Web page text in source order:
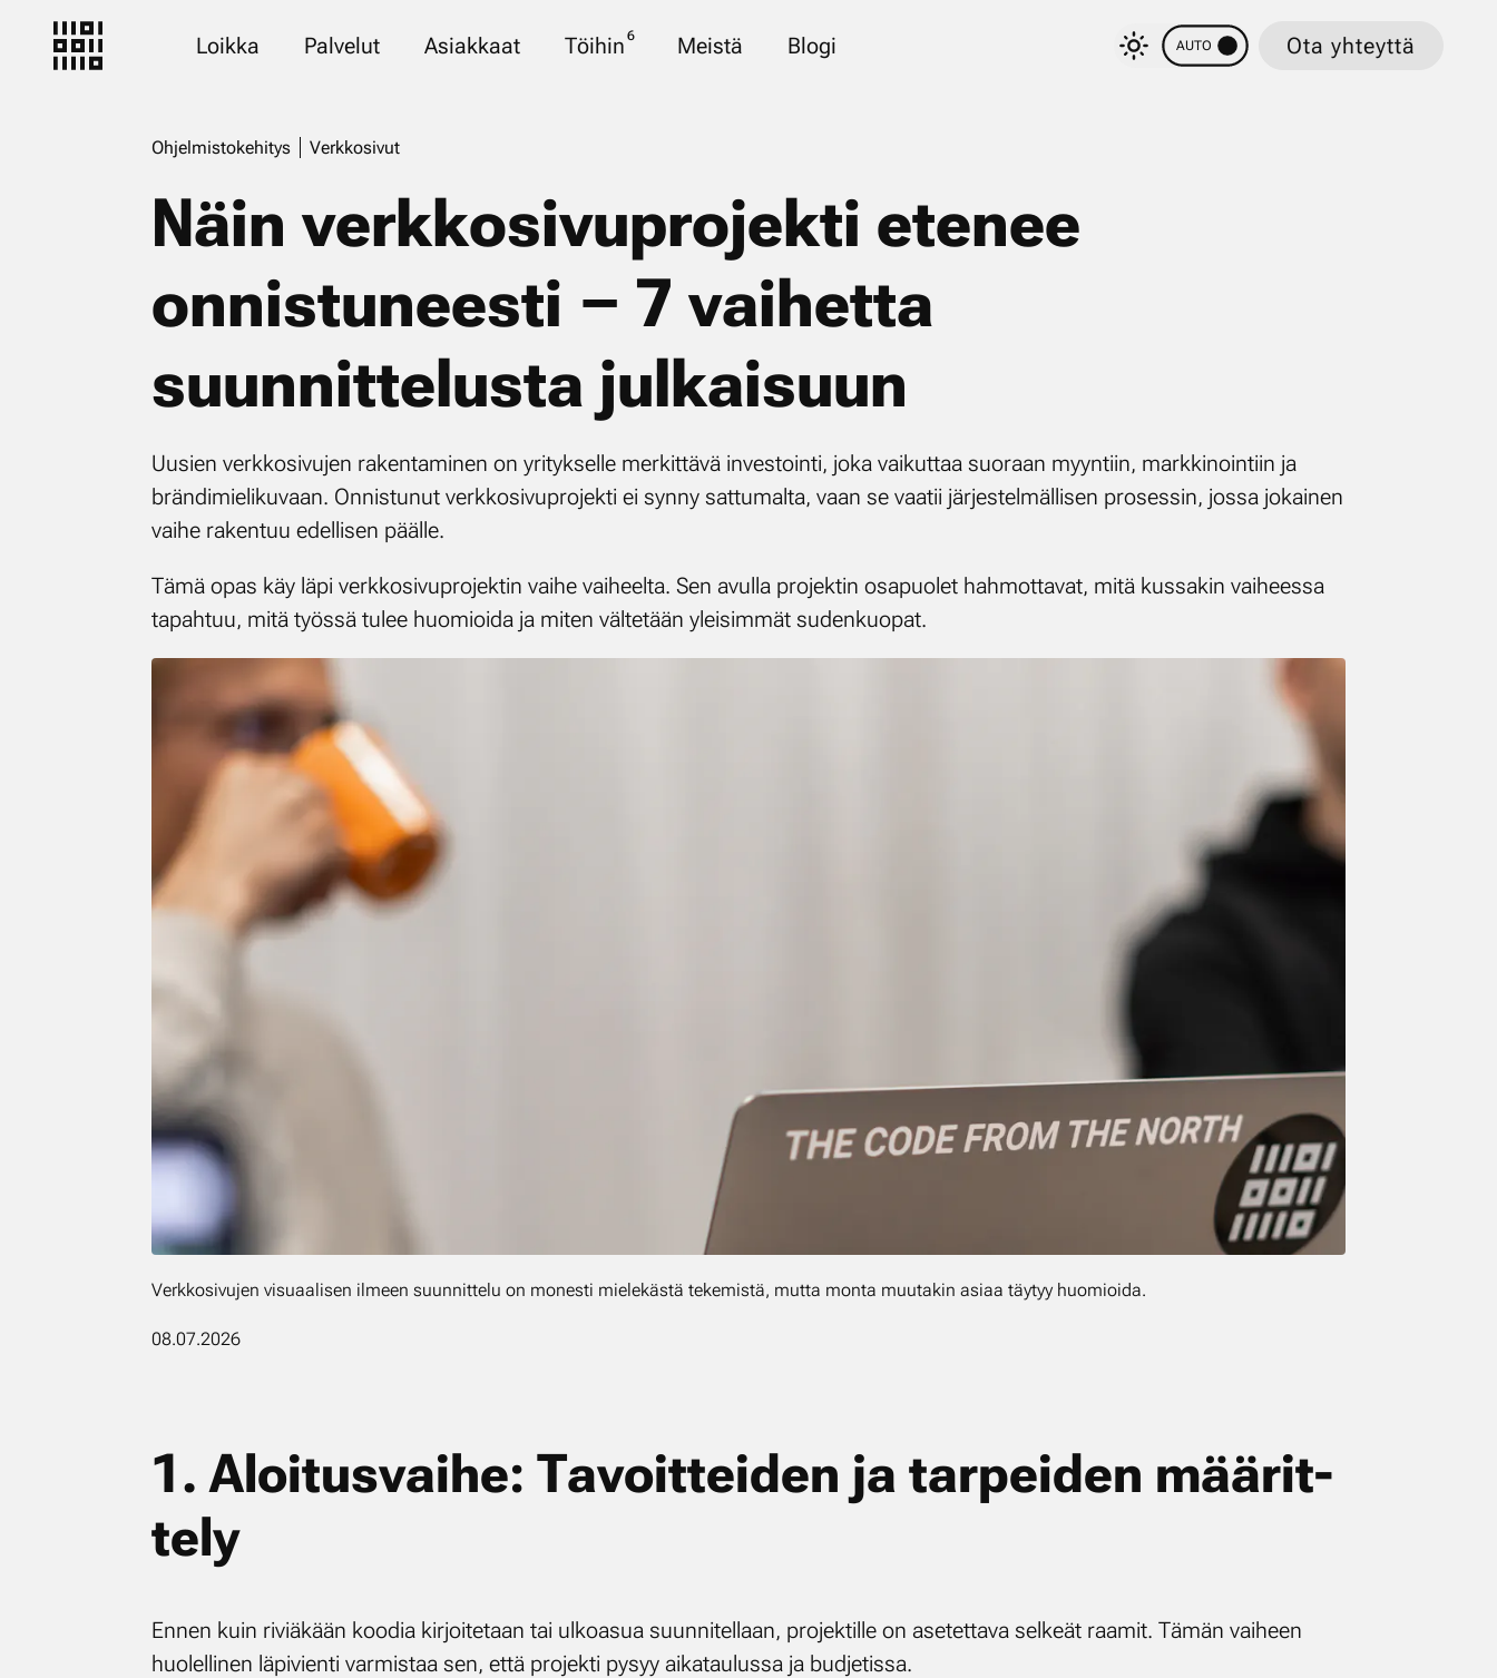
Loikka Palvelut Asiakkaat Töihin 6 Meistä Blogi AUTO Ota yhteyttä
Ohjelmistokehitys Verkkosivut
Näin verkkosivuprojekti etenee
onnistuneesti – 7 vaihetta
suunnittelusta julkaisuun
Uusien verkkosivujen rakentaminen on yritykselle merkittävä investointi, joka vaikuttaa suoraan myyntiin, markkinointiin ja
brändimielikuvaan. Onnistunut verkkosivuprojekti ei synny sattumalta, vaan se vaatii järjestelmällisen prosessin, jossa jokainen
vaihe rakentuu edellisen päälle.
Tämä opas käy läpi verkkosivuprojektin vaihe vaiheelta. Sen avulla projektin osapuolet hahmottavat, mitä kussakin vaiheessa
tapahtuu, mitä työssä tulee huomioida ja miten vältetään yleisimmät sudenkuopat.
Verkkosivujen visuaalisen ilmeen suunnittelu on monesti mielekästä tekemistä, mutta monta muutakin asiaa täytyy huomioida.
08.07.2026
1. Aloi­tus­vai­he: Ta­voit­tei­den ja tar­pei­den mää­rit­
te­ly
En­nen kuin ri­viä­kään koo­dia kir­joi­te­taan tai ul­koa­sua suun­ni­tel­laan, pro­jek­til­le on ase­tet­ta­va sel­keät raa­mit. Tä­män vai­heen
huo­lel­li­nen lä­pi­vien­ti var­mis­taa sen, et­tä pro­jek­ti py­syy ai­ka­tau­lus­sa ja bud­je­tis­sa.